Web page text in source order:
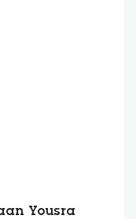
Yousra